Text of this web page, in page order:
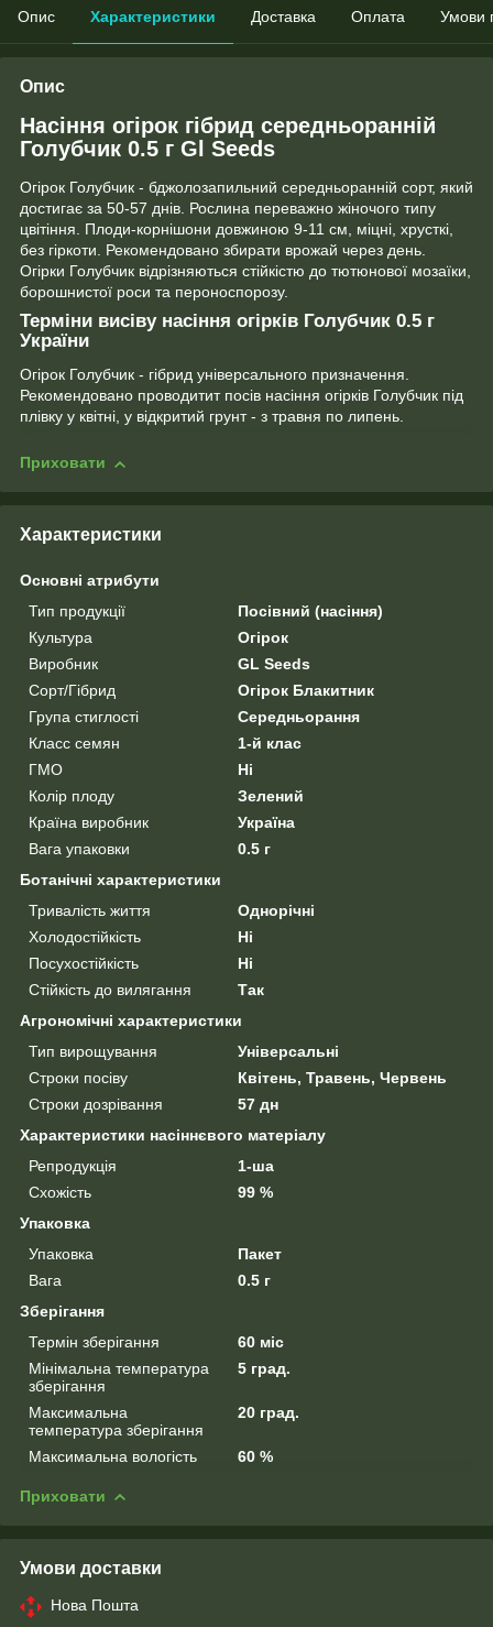
Опис Характеристики Доставка Оплата Умови
Опис
Насіння огірок гібрид середньоранній
Голубчик 0.5 г Gl Seeds
Огірок Голубчик - бджолозапильний середньоранній сорт, який
достигає за 50-57 днів. Рослина переважно жіночого типу
цвітіння. Плоди-корнішони довжиною 9-11 см, міцні, хрусткі,
без гіркоти. Рекомендовано збирати врожай через день.
Огірки Голубчик відрізняються стійкістю до тютюнової мозаїки,
борошнистої роси та пероноспорозу.
Терміни висіву насіння огірків Голубчик 0.5 г
України
Огірок Голубчик - гібрид універсального призначення.
Рекомендовано проводитит посів насіння огірків Голубчик під
плівку у квітні, у відкритий грунт - з травня по липень.
Приховати
Характеристики
Основні атрибути
Тип продукції
Посівний (насіння)
Культура
Огірок
Виробник
GL Seeds
Сорт/Гібрид
Огірок Блакитник
Група стиглості
Середньорання
Класс семян
1-й клас
ГМО
Ні
Колір плоду
Зелений
Країна виробник
Україна
Вага упаковки
0.5 г
Ботанічні характеристики
Тривалість життя
Однорічні
Холодостійкість
Ні
Посухостійкість
Ні
Стійкість до вилягання
Так
Агрономічні характеристики
Тип вирощування
Універсальні
Строки посіву
Квітень, Травень, Червень
Строки дозрівання
57 дн
Характеристики насіннєвого матеріалу
Репродукція
1-ша
Схожість
99 %
Упаковка
Упаковка
Пакет
Вага
0.5 г
Зберігання
Термін зберігання
60 міс
Мінімальна температура
зберігання
5 град.
Максимальна
температура зберігання
20 град.
Максимальна вологість 60 %
Приховати
Умови доставки
Нова Пошта